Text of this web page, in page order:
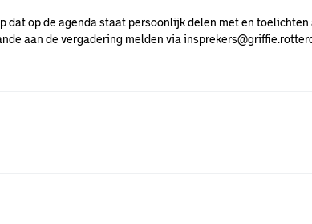
dat op de agenda staat persoonlijk delen met en toelichten
aan de vergadering melden via